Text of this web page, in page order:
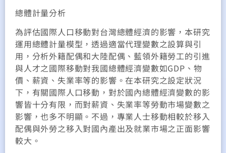
總體計量分析
為評估國際人口移動對台灣總體經濟的影響，本研究
運用總體計量模型，透過適當代理變數之設算與引
用，分析外籍配偶和大陸配偶、藍領外籍勞工的引進
與人才之國際移動對我國總體經濟變數如GDP、物
價、薪資、失業率等的影響。在本研究之設定狀況
下，有關國際人口移動，對於國內總體經濟變數的影
響皆十分有限，而對薪資、失業率等勞動市場變數之
影響，也多不明顯。不過，專業人士移動相較於移入
配偶與外勞之移入對國內產出及就業市場之正面影響
較大。